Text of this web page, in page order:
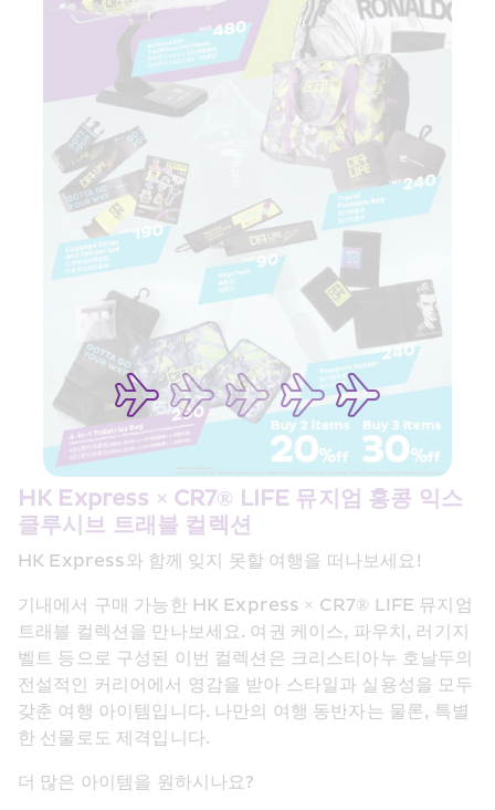
HK Express × CR7® LIFE 뮤지엄 홍콩 익스
클루시브 트래블 컬렉션
HK Express와 함께 잊지 못할 여행을 떠나보세요!
기내에서 구매 가능한 HK Express × CR7® LIFE 뮤지엄
트래블 컬렉션을 만나보세요. 여권 케이스, 파우치, 러기지
벨트 등으로 구성된 이번 컬렉션은 크리스티아누 호날두의
전설적인 커리어에서 영감을 받아 스타일과 실용성을 모두
갖춘 여행 아이템입니다. 나만의 여행 동반자는 물론, 특별
한 선물로도 제격입니다.
더 많은 아이템을 원하시나요?